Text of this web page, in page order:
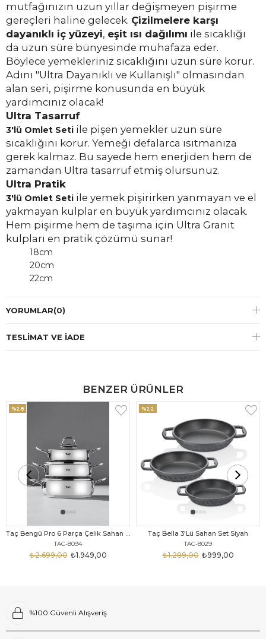
mutfağınızın uzun yıllar değişmeyen pişirme
gereçleri haline gelecek. Çizilmelere karşı
dayanıklı iç yüzeyi, eşit ısı dağılımı ile sıcaklığı
da uzun süre bünyesinde muhafaza eder.
Böylece yemekleriniz sıcaklığını uzun süre korur.
Adını "Ultra Dayanıklı ve Kullanışlı" olmasından
alan seri, pişirme konusunda en büyük
yardımcınız olacak!
Ultra Tasarruf
3'lü Omlet Seti ile pişen yemekler uzun süre
sıcaklığını korur. Yemeği defalarca ısıtmanıza
gerek kalmaz. Bu sayede hem enerjiden hem de
zamandan Ultra tasarruf etmiş olursunuz.
Ultra Pratik
3'lü Omlet Seti ile yemek pişirirken yanmayan ve el
yakmayan kulplar en büyük yardımcınız olacak.
Hem pişirme hem de taşıma için Ultra Granit
kulpları en pratik çözümü sunar!
18cm
20cm
22cm
YORUMLAR(0)
TESLIMAT VE İADE
BENZER ÜRÜNLER
Taç Bengü Pro 6 Parça Çelik Sahan Seti
TAC-8094
₺1.949,00
₺2.699,00
%28
Taç Bella 3'Lü Sahan Set Siyah
TAC-8029
₺999,00
₺1.289,00
%22
%100 Güvenli Alışveriş